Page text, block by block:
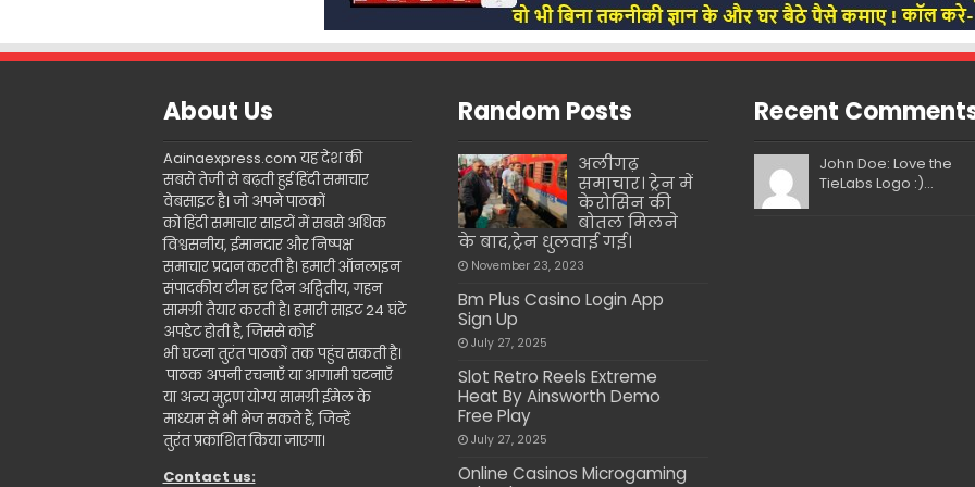
About Us
Aainaexpress.com यह देश की
सबसे तेजी से बढ़ती हुई हिंदी समाचार
वेबसाइट है। जो अपने पाठकों
को हिंदी समाचार साइटों में सबसे अधिक
विश्वसनीय, ईमानदार और निष्पक्ष
समाचार प्रदान करती है। हमारी ऑनलाइन
संपादकीय टीम हर दिन अद्वितीय, गहन
सामग्री तैयार करती है। हमारी साइट 24 घंटे
अपडेट होती है, जिससे कोई
भी घटना तुरंत पाठकों तक पहुंच सकती है।
पाठक अपनी रचनाएँ या आगामी घटनाएँ
या अन्य मुद्रण योग्य सामग्री ईमेल के
माध्यम से भी भेज सकते हैं, जिन्हें
तुरंत प्रकाशित किया जाएगा।
Contact us:
Random Posts
अलीगढ़
समाचार। ट्रेन में
केरोसिन की
बोतल मिलने
के बाद,ट्रेन धुलवाई गई।
November 23, 2023
Bm Plus Casino Login App
Sign Up
July 27, 2025
Slot Retro Reels Extreme
Heat By Ainsworth Demo
Free Play
July 27, 2025
Online Casinos Microgaming
Recent
John Doe: Love the
TieLabs Logo :)...